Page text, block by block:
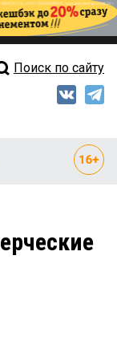
выпуск
Поиск по сайту